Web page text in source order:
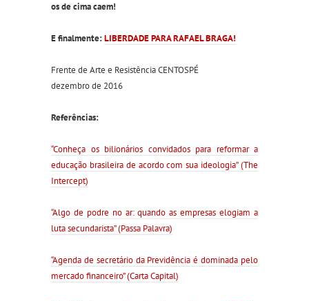
os de cima caem!
E finalmente:LIBERDADE PARA RAFAEL BRAGA!
Frente de Arte e Resistência CENTOSPÉ
dezembro de 2016
Referências:
“Conheça os bilionários convidados para reformar a
educação brasileira de acordo com sua ideologia” (The
Intercept)
“Algo de podre no ar: quando as empresas elogiam a
luta secundarista” (Passa Palavra)
“Agenda de secretário da Previdência é dominada pelo
mercado financeiro” (Carta Capital)